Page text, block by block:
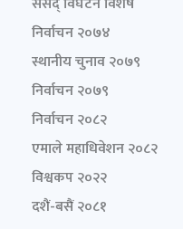
निर्वाचन २०७४
स्थानीय चुनाव २०७९
निर्वाचन २०७९
निर्वाचन २०८२
एमाले महाधिवेशन २०८२
विश्वकप २०२२
दशैं-बसैं २०८१